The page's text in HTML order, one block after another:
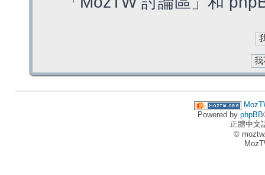
Powered by phpBB
正體中文
©